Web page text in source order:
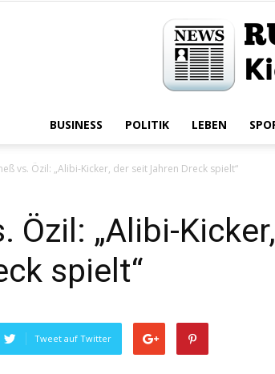
BUSINESS POLITIK LEBEN
vs. Özil: „Alibi-Kicker, der seit Jahren Dreck spielt“
Özil: „Alibi-
spielt“
Tweet auf Twitter